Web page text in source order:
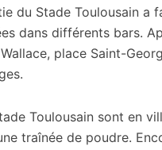
du Stade Toulousain a
dans différents bars.
place Saint-
Toulousain sont en
traînée de poudre.